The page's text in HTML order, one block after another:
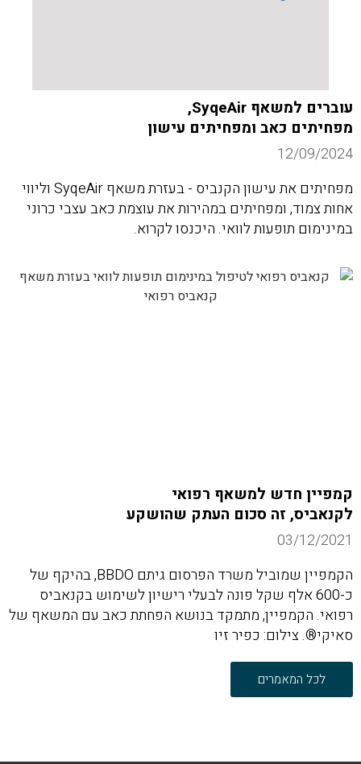
עוברים למשאף SyqeAir,
מפחיתים כאב ומפחיתים עישון
12/09/2024
מפחיתים את עישון הקנביס - בעזרת משאף SyqeAir וליווי
אחות צמוד, ומפחיתים במהירות את עוצמת כאב עצבי כרוני
במינימום תופעות לוואי. היכנסו לקרוא.
קמפיין חדש למשאף רפואי
לקנאביס, זה סכום העתק שהושקע
03/12/2021
הקמפיין שמוביל משרד הפרסום גיתם BBDO, בהיקף של
כ-600 אלף שקל פונה לבעלי רישיון לשימוש בקנאביס
רפואי. הקמפיין, מתמקד בנושא הפחתת כאב עם המשאף של
סאיקי®. צילום: כפיר זיו
לכל המאמרים